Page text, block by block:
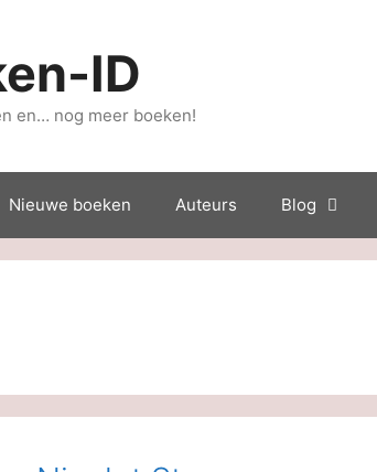
ID
en… nog meer boeken!
Nieuwe boeken Auteurs Blog